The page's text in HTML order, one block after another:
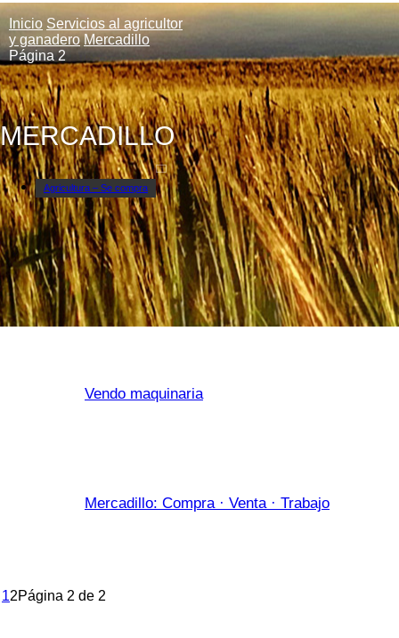
Inicio Servicios al agricultor
y ganadero Mercadillo
Página 2
MERCADILLO
Agricultura – Se compra
Vendo maquinaria
Mercadillo: Compra · Venta · Trabajo
12Página 2 de 2